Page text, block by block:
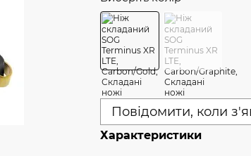
Повідомити, коли
Характеристики